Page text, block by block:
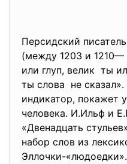
Персидский
(между 1203 и 1210—
или глуп, велик ты
ты слова не
индикатор, покажет
человека. И.Ильф и
«Двенадцать
набор слов из
Эллочки-